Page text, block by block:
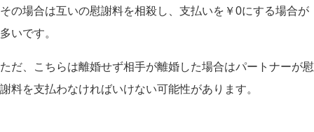
その場合は互いの慰謝料を相殺し、支払いを￥0にする場合が
多いです。
ただ、こちらは離婚せず相手が離婚した場合はパートナーが慰
謝料を支払わなければいけない可能性があります。